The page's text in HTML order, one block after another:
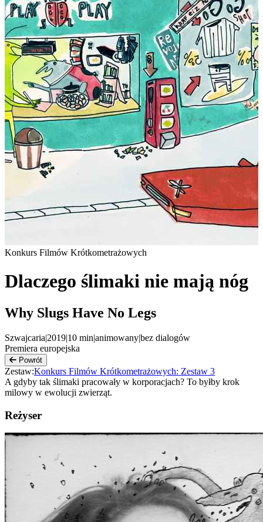
Konkurs Filmów Krótkometrażowych
Dlaczego ślimaki nie mają nóg
Why Slugs Have No Legs
Szwajcaria|2019|10 min|animowany|bez dialogów
Premiera europejska
Powrót
Zestaw:Konkurs Filmów Krótkometrażowych: Zestaw 3
A gdyby tak ślimaki pracowały w korporacjach? To byłby krok
milowy w ewolucji zwierząt.
Reżyser